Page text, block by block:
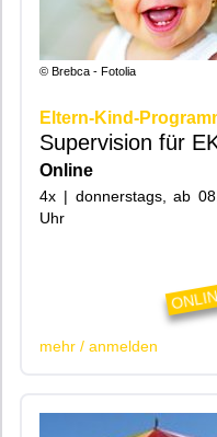
© Brebca - Fotolia
Eltern-Kind-
Supervision für
Online
4x | donnerstags, ab
Uhr
mehr / anmelden